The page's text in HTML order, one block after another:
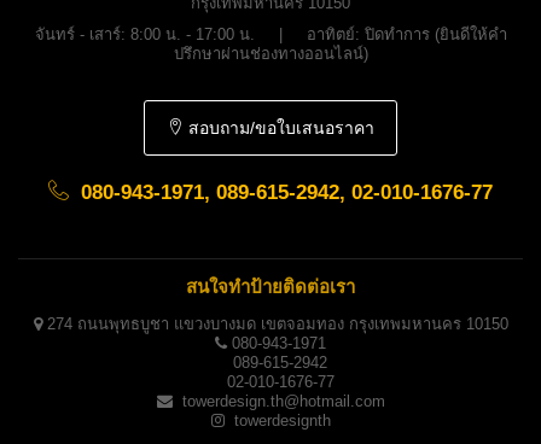
จันทร์ - เสาร์: 8:00 น. - 17:00 น. | อาทิตย์: ปิดทำการ (ยินดีให้คำ
ปรึกษาผ่านช่องทางออนไลน์)
สอบถาม/ขอใบเสนอราคา
080-943-1971, 089-615-2942, 02-010-1676-77
สนใจทำป้ายติดต่อเรา
274 ถนนพุทธบูชา แขวงบางมด เขตจอมทอง กรุงเทพมหานคร 10150
080-943-1971
089-615-2942
02-010-1676-77
towerdesign.th@hotmail.com
towerdesignth